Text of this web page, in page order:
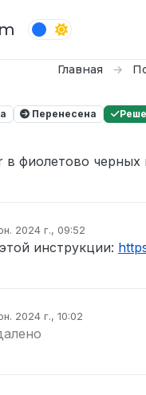
Главная
Перенесена
фиолетово черных
2024 г., 09:52
инструкции:
2024 г., 10:02